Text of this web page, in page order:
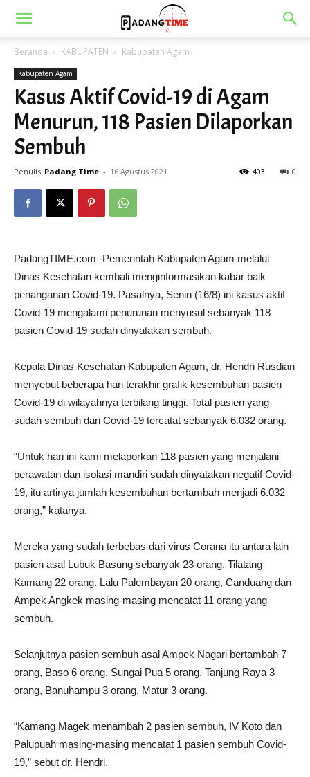
Beranda KABUPATEN Kabupaten Agam
Kabupaten Agam
Kasus Aktif Covid-19 di Agam
Menurun, 118 Pasien Dilaporkan
Sembuh
Penulis Padang Time - 16 Agustus 2021 0
403
PadangTIME.com -Pemerintah Kabupaten Agam melalui
Dinas Kesehatan kembali menginformasikan kabar baik
penanganan Covid-19. Pasalnya, Senin (16/8) ini kasus aktif
Covid-19 mengalami penurunan menyusul sebanyak 118
pasien Covid-19 sudah dinyatakan sembuh.
Kepala Dinas Kesehatan Kabupaten Agam, dr. Hendri Rusdian
menyebut beberapa hari terakhir grafik kesembuhan pasien
Covid-19 di wilayahnya terbilang tinggi. Total pasien yang
sudah sembuh dari Covid-19 tercatat sebanyak 6.032 orang.
“Untuk hari ini kami melaporkan 118 pasien yang menjalani
perawatan dan isolasi mandiri sudah dinyatakan negatif Covid-
19, itu artinya jumlah kesembuhan bertambah menjadi 6.032
orang,” katanya.
Mereka yang sudah terbebas dari virus Corana itu antara lain
pasien asal Lubuk Basung sebanyak 23 orang, Tilatang
Kamang 22 orang. Lalu Palembayan 20 orang, Canduang dan
Ampek Angkek masing-masing mencatat 11 orang yang
sembuh.
Selanjutnya pasien sembuh asal Ampek Nagari bertambah 7
orang, Baso 6 orang, Sungai Pua 5 orang, Tanjung Raya 3
orang, Banuhampu 3 orang, Matur 3 orang.
“Kamang Magek menambah 2 pasien sembuh, IV Koto dan
Palupuah masing-masing mencatat 1 pasien sembuh Covid-
19,” sebut dr. Hendri.